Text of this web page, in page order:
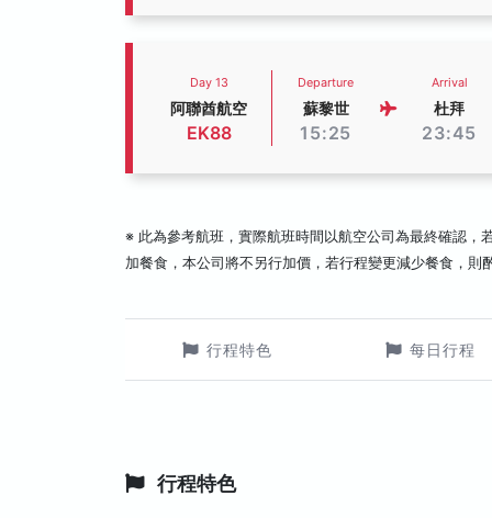
Day 13
阿聯酋航空
EK88
Departure
蘇黎世
15:25
Arrival
杜拜
23:45
※ 此為參考航班，實際航班時間以航空公司為最終確認，
加餐食，本公司將不另行加價，若行程變更減少餐食，則
行程特色 每日行程
行程特色